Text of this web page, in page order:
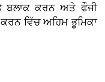
ਬਲਾਕ ਕਰਨ ਅਤੇ ਫੌਜੀ
ਵਿੱਚ ਅਹਿਮ ਭੂਮਿਕਾ